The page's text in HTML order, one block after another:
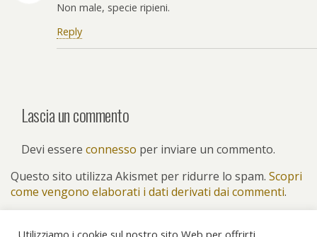
Non male, specie ripieni.
Reply
Lascia un commento
Devi essere connesso per inviare un commento.
Questo sito utilizza Akismet per ridurre lo spam. Scopri
come vengono elaborati i dati derivati dai commenti.
Utilizziamo i cookie sul nostro sito Web per offrirti